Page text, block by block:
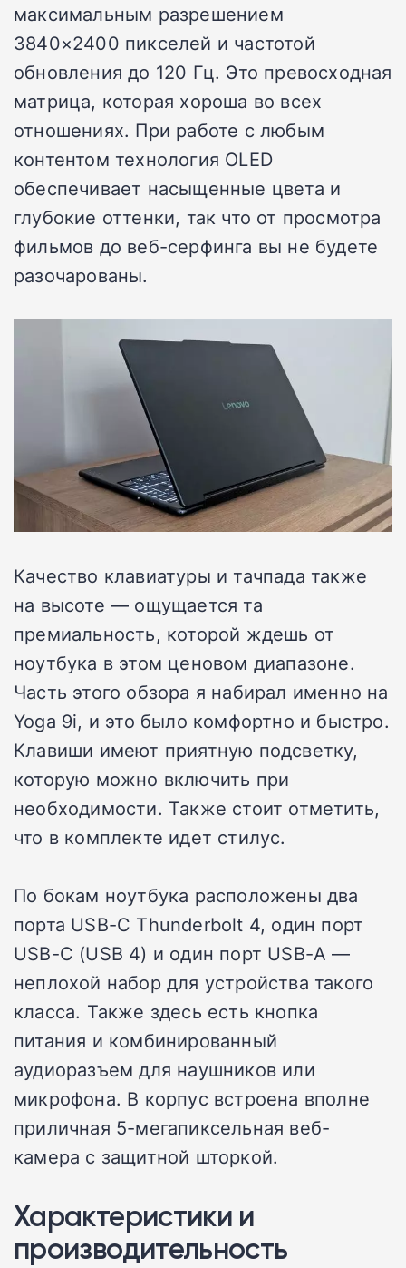
максимальным разрешением
3840×2400 пикселей и частотой
обновления до 120 Гц. Это превосходная
матрица, которая хороша во всех
отношениях. При работе с любым
контентом технология OLED
обеспечивает насыщенные цвета и
глубокие оттенки, так что от просмотра
фильмов до веб-серфинга вы не будете
разочарованы.
Качество клавиатуры и тачпада также
на высоте — ощущается та
премиальность, которой ждешь от
ноутбука в этом ценовом диапазоне.
Часть этого обзора я набирал именно на
Yoga 9i, и это было комфортно и быстро.
Клавиши имеют приятную подсветку,
которую можно включить при
необходимости. Также стоит отметить,
что в комплекте идет стилус.
По бокам ноутбука расположены два
порта USB-C Thunderbolt 4, один порт
USB-C (USB 4) и один порт USB-A —
неплохой набор для устройства такого
класса. Также здесь есть кнопка
питания и комбинированный
аудиоразъем для наушников или
микрофона. В корпус встроена вполне
приличная 5-мегапиксельная веб-
камера с защитной шторкой.
Характеристики и
производительность